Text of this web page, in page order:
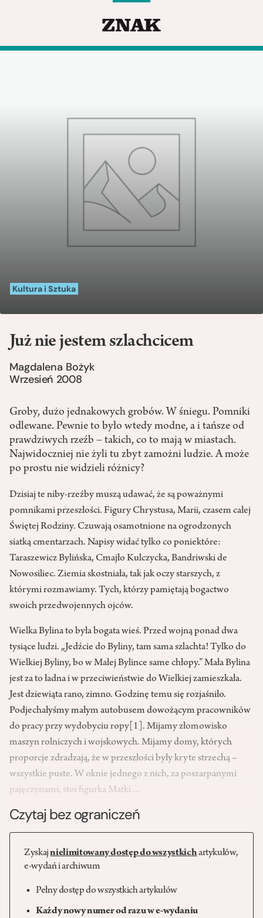
Kultura i Sztuka
Już nie jestem szlachcicem
Magdalena Bożyk
Wrzesień 2008
Groby, dużo jednakowych grobów. W śniegu. Pomniki
odlewane. Pewnie to było wtedy modne, a i tańsze od
prawdziwych rzeźb – takich, co to mają w miastach.
Najwidoczniej nie żyli tu zbyt zamożni ludzie. A może
po prostu nie widzieli różnicy?
Dzisiaj te niby-rzeźby muszą udawać, że są poważnymi
pomnikami przeszłości. Figury Chrystusa, Marii, czasem całej
Świętej Rodziny. Czuwają osamotnione na ogrodzonych
siatką cmentarzach. Napisy widać tylko co poniektóre:
Taraszewicz Bylińska, Cmajło Kulczycka, Bandriwski de
Nowosiliec. Ziemia skostniała, tak jak oczy starszych, z
którymi rozmawiamy. Tych, którzy pamiętają bogactwo
swoich przedwojennych ojców.
Wielka Bylina to była bogata wieś. Przed wojną ponad dwa
tysiące ludzi. „Jedźcie do Byliny, tam sama szlachta! Tylko do
Wielkiej Byliny, bo w Małej Bylince same chłopy.” Mała Bylina
jest za to ładna i w przeciwieństwie do Wielkiej zamieszkała.
Jest dziewiąta rano, zimno. Godzinę temu się rozjaśniło.
Podjechałyśmy małym autobusem dowożącym pracowników
do pracy przy wydobyciu ropy [1] . Mijamy złomowisko
maszyn rolniczych i wojskowych. Mijamy domy, których
proporcje zdradzają, że w przeszłości były kryte strzechą –
wszystkie puste. W oknie jednego z nich, za poszarpanymi
pajęczynami, stoi figurka Matki…
Czytaj bez ograniczeń
Zyskajnielimitowany dostęp do wszystkichartykułów,
e-wydań i archiwum
Pełny dostęp do wszystkich artykułów
Każdy nowy numer od razu w e-wydaniu